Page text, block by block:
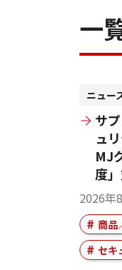
一
ニュー
サ
ュ
MJ
度
2026年
商品
セキ